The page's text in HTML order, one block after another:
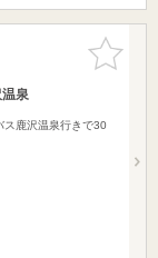
お気に入
りに追加
泉
ス鹿沢温泉行きで30